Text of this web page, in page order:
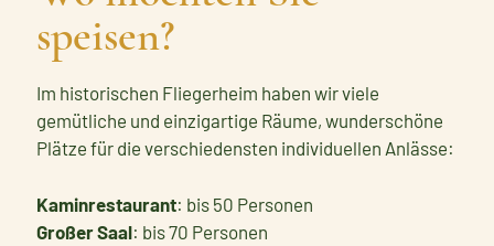
speisen?
Im historischen Fliegerheim haben wir viele
gemütliche und einzigartige Räume, wunderschöne
Plätze für die verschiedensten individuellen Anlässe:
Kaminrestaurant: bis 50 Personen
Großer Saal: bis 70 Personen